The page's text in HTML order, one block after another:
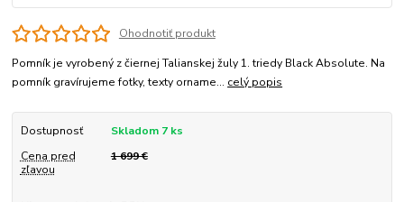
Ohodnotiť produkt
Pomník je vyrobený z čiernej Talianskej žuly 1. triedy Black Absolute. Na
pomník gravírujeme fotky, texty orname... celý popis
Dostupnosť
Skladom 7 ks
Cena pred
zľavou
1 699 €